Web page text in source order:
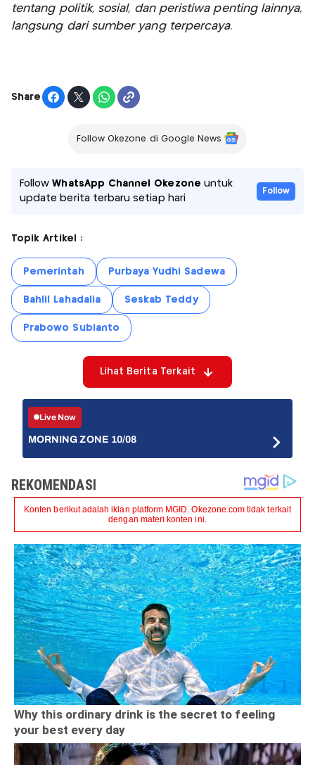
tentang politik, sosial, dan peristiwa penting lainnya,
langsung dari sumber yang terpercaya.
Share
Follow Okezone di Google News
FollowWhatsApp Channel Okezone untuk
update berita terbaru setiap hari
Follow
Topik Artikel :
Pemerintah Purbaya Yudhi Sadewa
Bahlil Lahadalia Seskab Teddy
Prabowo Subianto
Lihat Berita Terkait
Live Now
MORNING ZONE 10/08